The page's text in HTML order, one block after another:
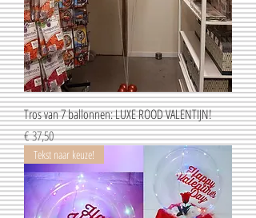
Tros van 7 ballonnen: LUXE ROOD VALENTIJN!
Prijs
€ 37,50
Tekst naar keuze!